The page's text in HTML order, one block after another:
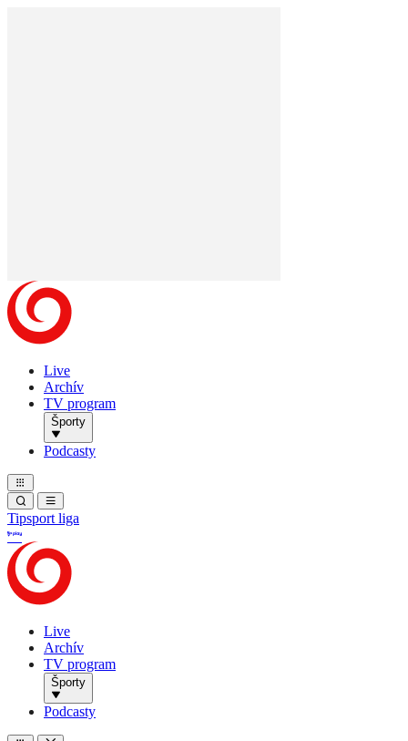
Live
Archív
TV program
Športy
Podcasty
Tipsport liga
Live
Archív
TV program
Športy
Podcasty